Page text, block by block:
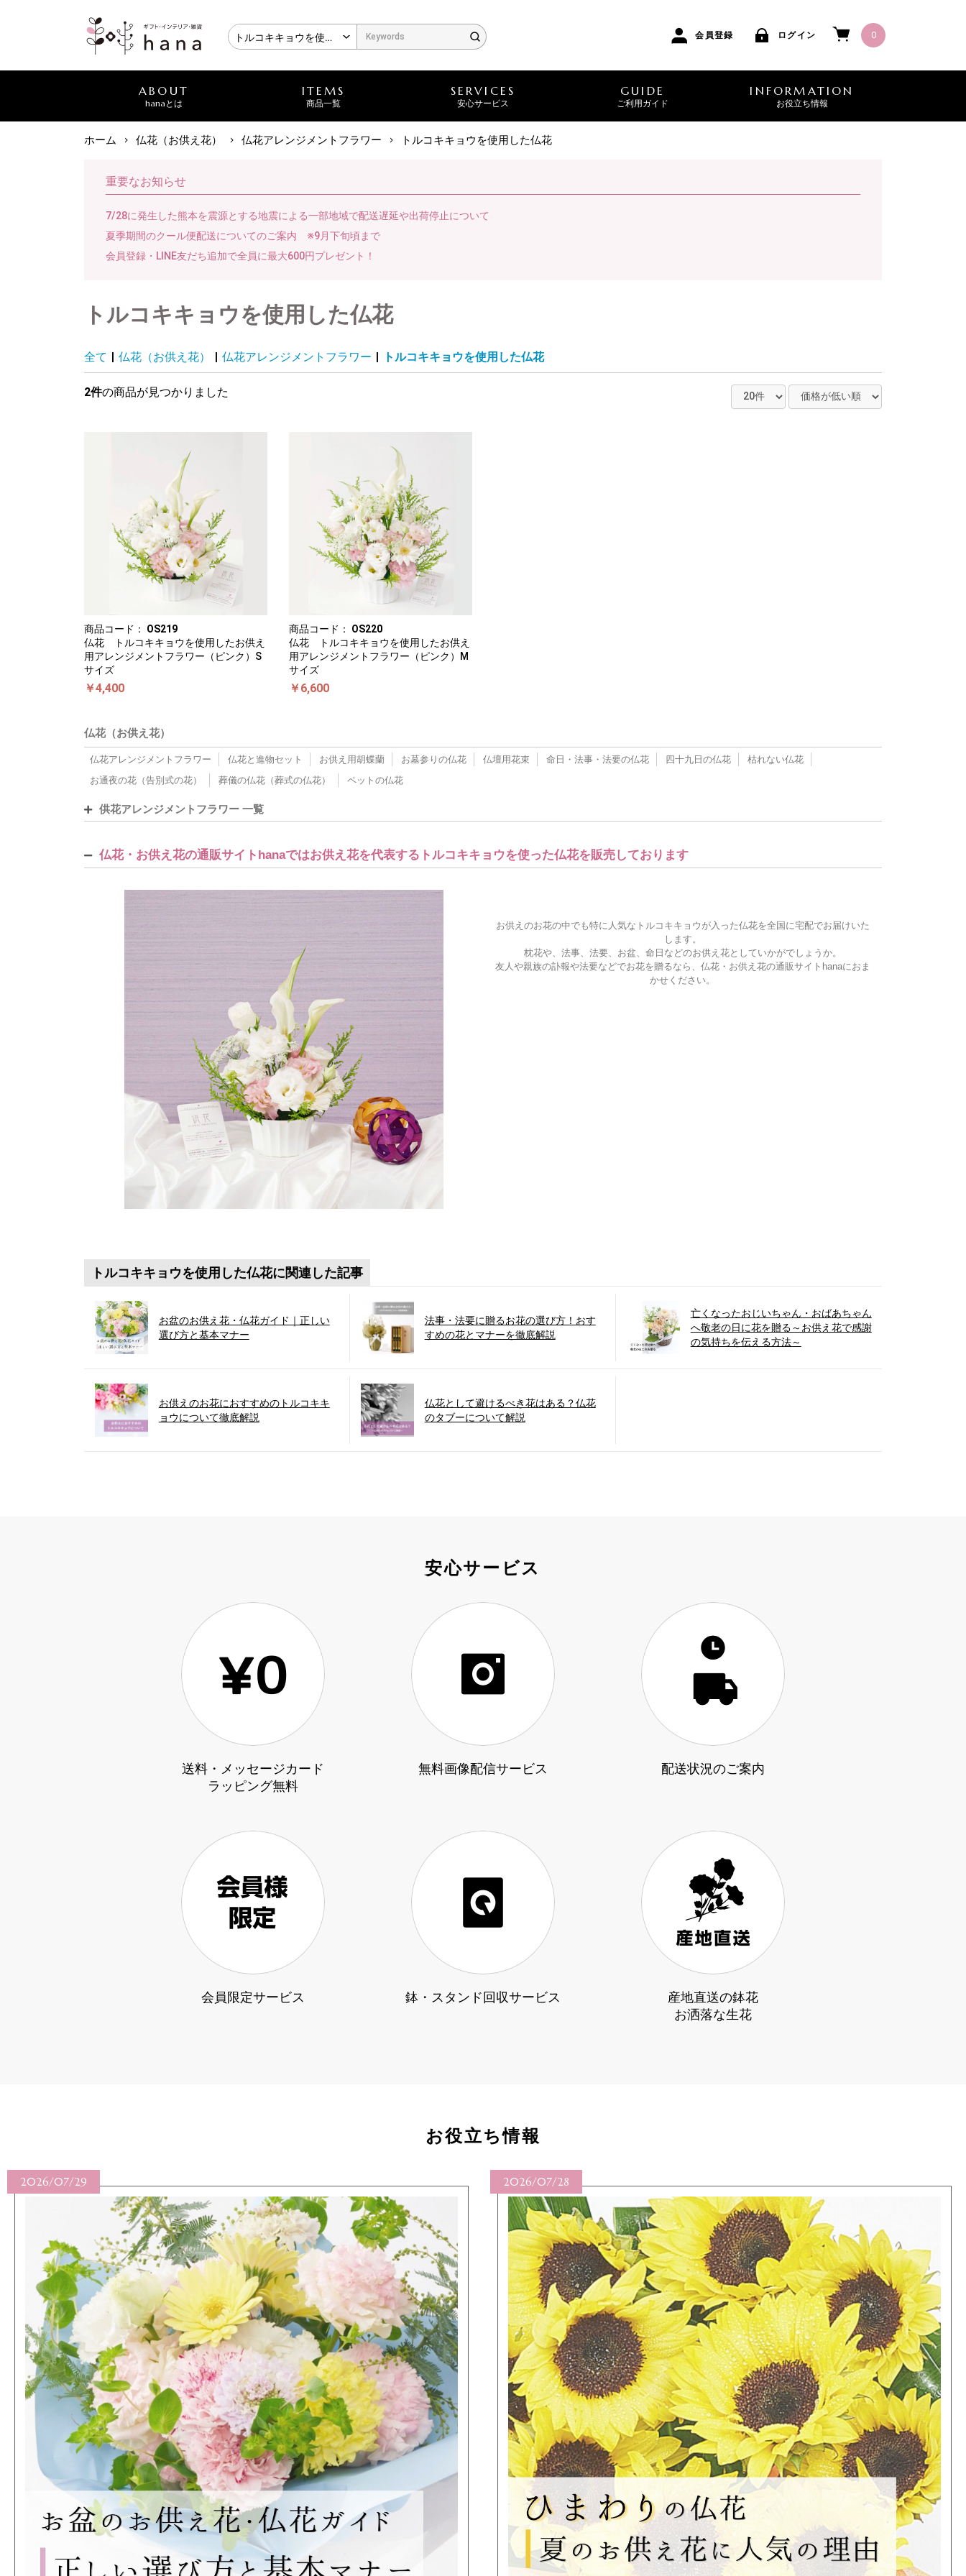
会員登録 ログイン 0
ABOUT
hanaとは
ITEMS
商品一覧
SERVICES
安心サービス
GUIDE
ご利用ガイド
INFORMATION
お役立ち情報
ホーム 仏花（お供え花） 仏花アレンジメントフラワー トルコキキョウを使用した仏花
重要なお知らせ
7/28に発生した熊本を震源とする地震による一部地域で配送遅延や出荷停止について
夏季期間のクール便配送についてのご案内 ※9月下旬頃まで
会員登録・LINE友だち追加で全員に最大600円プレゼント！
トルコキキョウを使用した仏花
全て | 仏花（お供え花） | 仏花アレンジメントフラワー | トルコキキョウを使用した仏花
2件の商品が見つかりました
商品コード： OS219
仏花 トルコキキョウを使用したお供え
用アレンジメントフラワー（ピンク）S
サイズ
￥4,400
商品コード： OS220
仏花 トルコキキョウを使用したお供え
用アレンジメントフラワー（ピンク）M
サイズ
￥6,600
仏花（お供え花）
仏花アレンジメントフラワー 仏花と進物セット お供え用胡蝶蘭 お墓参りの仏花 仏壇用花束 命日・法事・法要の仏花 四十九日の仏花
枯れない仏花
お通夜の花（告別式の花）
葬儀の仏花（葬式の仏花） ペットの仏花
供花アレンジメントフラワー 一覧
仏花・お供え花の通販サイトhanaではお供え花を代表するトルコキキョウを使った仏花を販売しております
お供えのお花の中でも特に人気なトルコキキョウが入った仏花を全国に宅配でお届けいた
します。
枕花や、法事、法要、お盆、命日などのお供え花としていかがでしょうか。
友人や親族の訃報や法要などでお花を贈るなら、仏花・お供え花の通販サイトhanaにおま
かせください。
トルコキキョウを使用した仏花に関連した記事
お盆のお供え花・仏花ガイド｜正しい
選び方と基本マナー
法事・法要に贈るお花の選び方！おす
すめの花とマナーを徹底解説
亡くなったおじいちゃん・おばあちゃん
へ敬老の日に花を贈る～お供え花で感謝
の気持ちを伝える方法～
お供えのお花におすすめのトルコキキ
ョウについて徹底解説
仏花として避けるべき花はある？仏花
のタブーについて解説
安心サービス
送料・メッセージカード
ラッピング無料
無料画像配信サービス 配送状況のご案内
会員限定サービス 鉢・スタンド回収サービス
産地直送の鉢花
お洒落な生花
お役立ち情報